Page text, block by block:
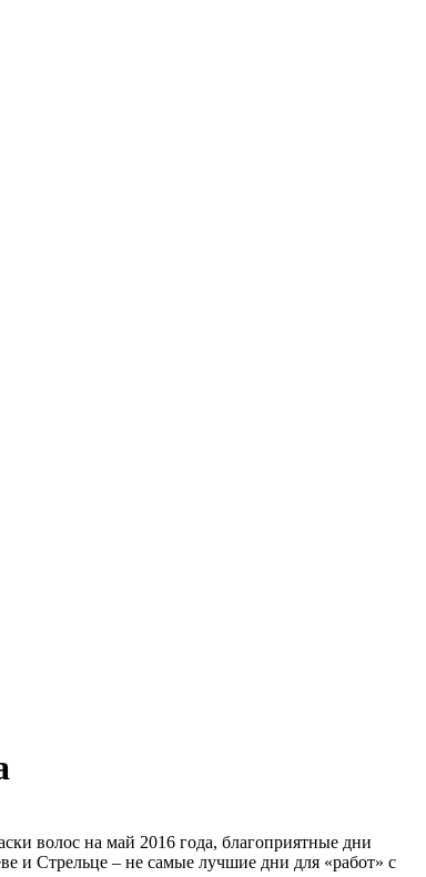
волос на май 2016 года, благоприятные дни
и Стрельце – не самые лучшие дни для «работ» с